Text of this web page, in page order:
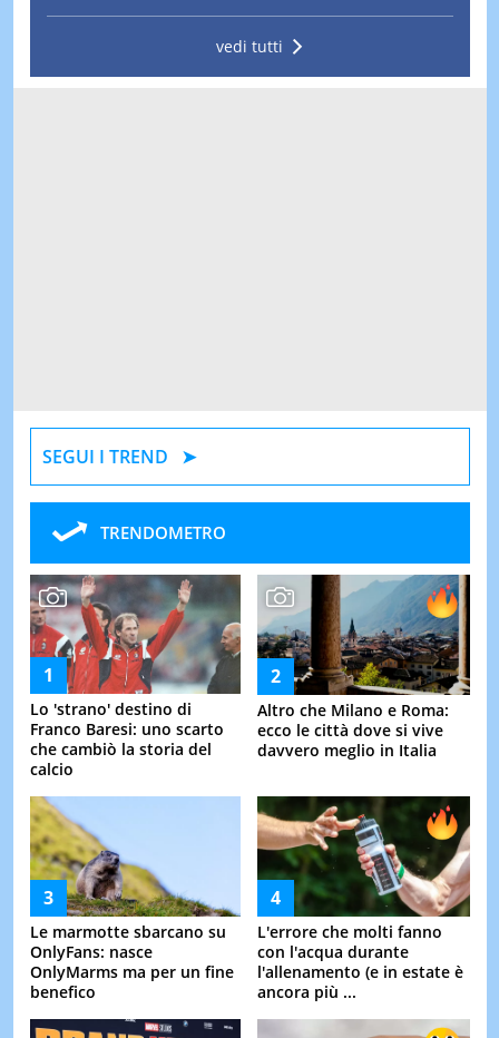
vedi tutti
SEGUI I TREND
TRENDOMETRO
Lo 'strano' destino di
Franco Baresi: uno scarto
che cambiò la storia del
calcio
Altro che Milano e Roma:
ecco le città dove si vive
davvero meglio in Italia
Le marmotte sbarcano su
OnlyFans: nasce
OnlyMarms ma per un fine
benefico
L'errore che molti fanno
con l'acqua durante
l'allenamento (e in estate è
ancora più ...